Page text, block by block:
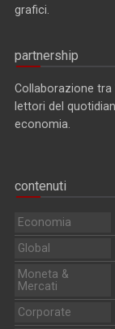
grafici.
partnership
Collaborazione tra
lettori del
economia.
contenuti
Economia
Global
Moneta &
Mercati
Corporate